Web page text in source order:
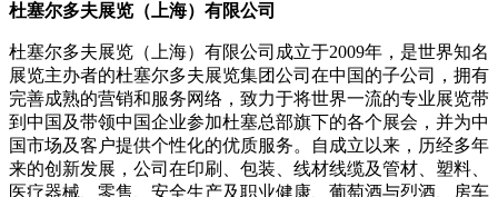
杜塞尔多夫展览（上海）有限公司
杜塞尔多夫展览（上海）有限公司成立于2009年，是世界知名
展览主办者的杜塞尔多夫展览集团公司在中国的子公司，拥有
完善成熟的营销和服务网络，致力于将世界一流的专业展览带
到中国及带领中国企业参加杜塞总部旗下的各个展会，并为中
国市场及客户提供个性化的优质服务。自成立以来，历经多年
来的创新发展，公司在印刷、包装、线材线缆及管材、塑料、
医疗器械、零售、安全生产及职业健康、葡萄酒与烈酒、房车